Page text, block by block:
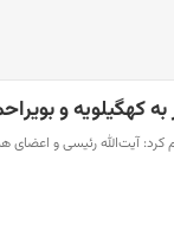
کهگیلویه و
کرد: آیت‌الله رئیسی و